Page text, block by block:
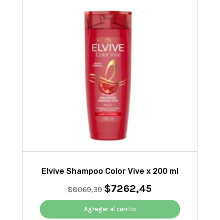
Elvive Shampoo Color Vive x 200 ml
$8069,39 El
precio
original
$7262,45
precio
Agregar al carrito